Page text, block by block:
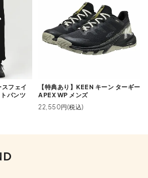
フェイ
パンツ
【特典あり】KEEN キーン ターギー
APEX WP メンズ
22,550円(税込)